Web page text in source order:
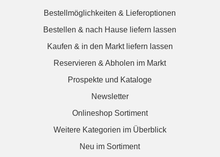
Bestellmöglichkeiten & Lieferoptionen
Bestellen & nach Hause liefern lassen
Kaufen & in den Markt liefern lassen
Reservieren & Abholen im Markt
Prospekte und Kataloge
Newsletter
Onlineshop Sortiment
Weitere Kategorien im Überblick
Neu im Sortiment